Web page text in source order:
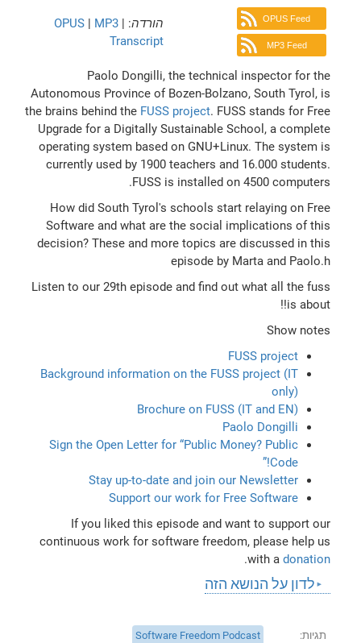
OPUS Feed
MP3 Feed
הורדה:
OPUS | MP3 |
Transcript
Paolo Dongilli, the technical inspector for the
Autonomous Province of Bozen-Bolzano, South Tyrol, is
the brains behind the FUSS project. FUSS stands for Free
Upgrade for a Digitally Sustainable School, a complete
operating system based on GNU+Linux. The system is
currently used by 1900 teachers and 16.000 students.
FUSS is installed on 4500 computers.
How did South Tyrol's schools start relaying on Free
Software and what are the social implications of this
decision? These and more topics are discussed in this
episode by Marta and Paolo.h
Listen to our 29th episode and find out what all the fuss
is about!!
Show notes
FUSS project
Background information on the FUSS project (IT
only)
Brochure on FUSS (IT and EN)
Paolo Dongilli
Sign the Open Letter for “Public Money? Public
Code!”
Stay up-to-date and join our Newsletter
Support our work for Free Software
If you liked this episode and want to support our
continuous work for software freedom, please help us
with a donation
.
לדון על הנושא הזה
תגיות
Software Freedom Podcast